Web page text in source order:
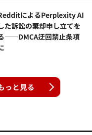
によるPerplexity AI
た訴訟の棄却申し立てを
——DMCA迂回禁止条項
っと見る